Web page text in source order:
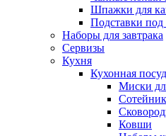
Шпажки для
Подставки
Наборы для завтрака
Сервизы
Кухня
Кухонная
Миски
Ковши